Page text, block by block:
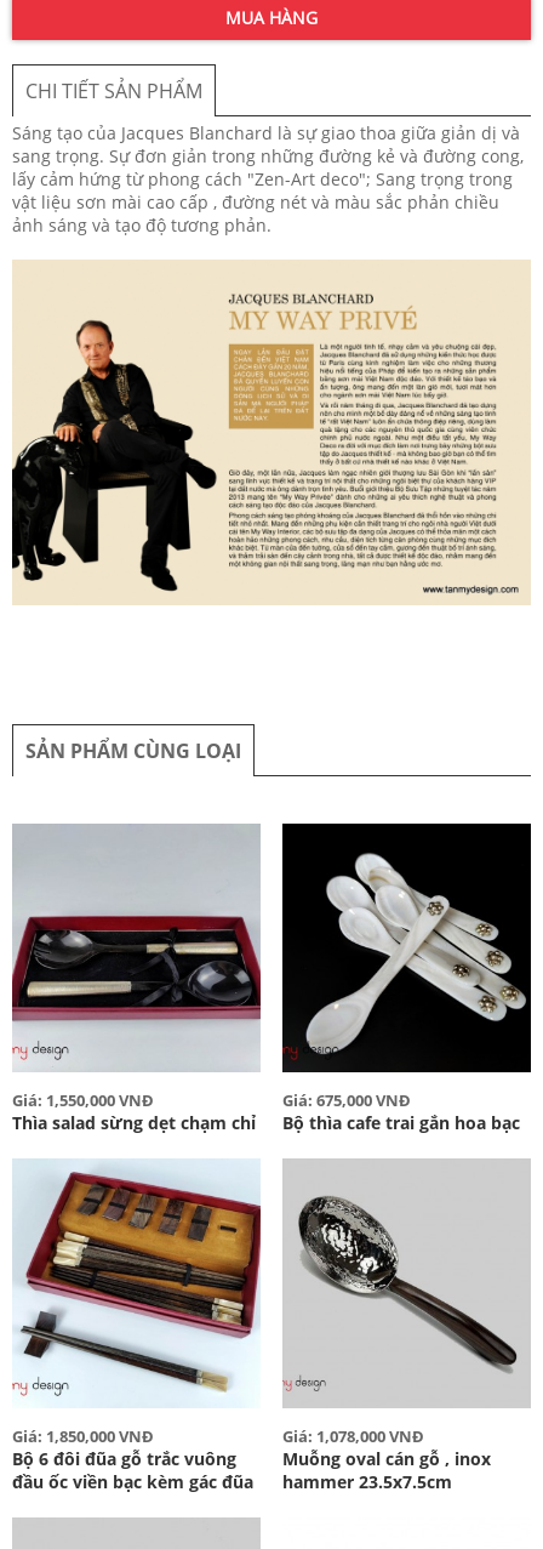
MUA HÀNG
CHI TIẾT SẢN PHẨM
Sáng tạo của Jacques Blanchard là sự giao thoa giữa giản dị và
sang trọng. Sự đơn giản trong những đường kẻ và đường cong,
lấy cảm hứng từ phong cách "Zen-Art deco"; Sang trọng trong
vật liệu sơn mài cao cấp , đường nét và màu sắc phản chiều
ảnh sáng và tạo độ tương phản.
SẢN PHẨM CÙNG LOẠI
Giá: 1,550,000 VNĐ
Thìa salad sừng dẹt chạm chỉ
Giá: 675,000 VNĐ
Bộ thìa cafe trai gắn hoa bạc
Giá: 1,850,000 VNĐ
Bộ 6 đôi đũa gỗ trắc vuông
đầu ốc viền bạc kèm gác đũa
Giá: 1,078,000 VNĐ
Muỗng oval cán gỗ , inox
hammer 23.5x7.5cm